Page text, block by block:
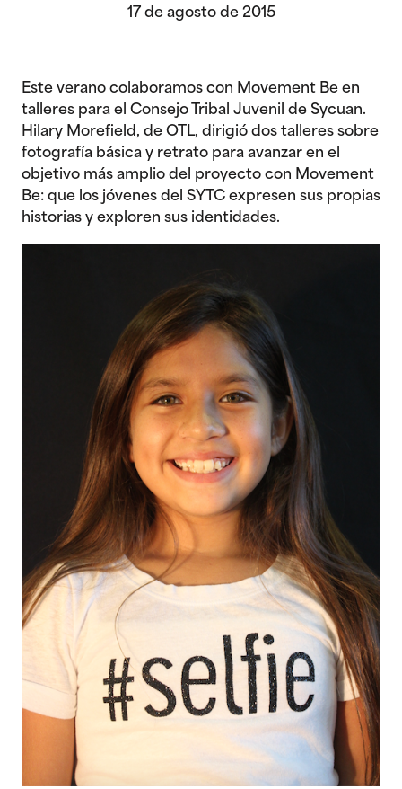
17 de agosto de 2015
Este verano colaboramos con Movement Be en
talleres para el Consejo Tribal Juvenil de Sycuan.
Hilary Morefield, de OTL, dirigió dos talleres sobre
fotografía básica y retrato para avanzar en el
objetivo más amplio del proyecto con Movement
Be: que los jóvenes del SYTC expresen sus propias
historias y exploren sus identidades.